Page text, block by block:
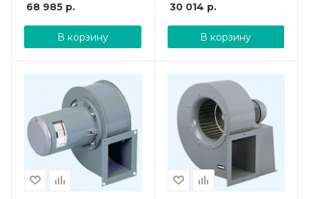
68 985 р.
В корзину
30 014 р.
В корзину